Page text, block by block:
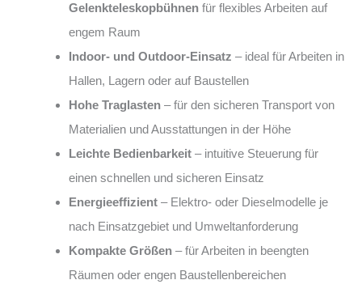
Gelenkteleskopbühnen für flexibles Arbeiten auf
engem Raum
Indoor- und Outdoor-Einsatz – ideal für Arbeiten in
Hallen, Lagern oder auf Baustellen
Hohe Traglasten – für den sicheren Transport von
Materialien und Ausstattungen in der Höhe
Leichte Bedienbarkeit – intuitive Steuerung für
einen schnellen und sicheren Einsatz
Energieeffizient – Elektro- oder Dieselmodelle je
nach Einsatzgebiet und Umweltanforderung
Kompakte Größen – für Arbeiten in beengten
Räumen oder engen Baustellenbereichen